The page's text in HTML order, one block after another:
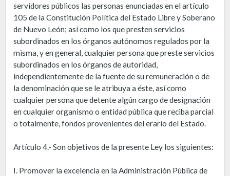
servidores públicos las personas enunciadas en el artículo
105 de la Constitución Política del Estado Libre y Soberano
de Nuevo León; así como los que presten servicios
subordinados en los órganos autónomos regulados por la
misma, y en general, cualquier persona que preste servicios
subordinados en los órganos de autoridad,
independientemente de la fuente de su remuneración o de
la denominación que se le atribuya a éste, así como
cualquier persona que detente algún cargo de designación
en cualquier organismo o entidad pública que reciba parcial
o totalmente, fondos provenientes del erario del Estado.
Artículo 4.- Son objetivos de la presente Ley los siguientes:
I. Promover la excelencia en la Administración Pública de